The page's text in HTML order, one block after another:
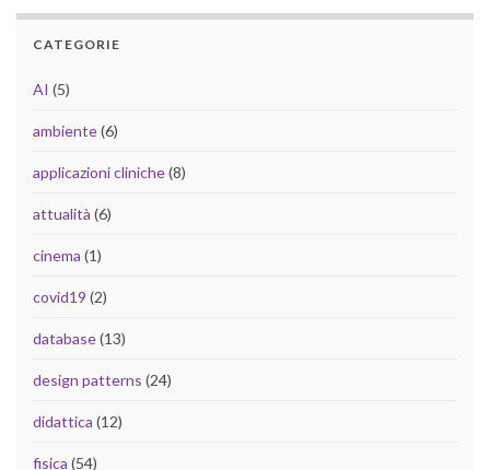
CATEGORIE
AI (5)
ambiente(6)
applicazioni cliniche(8)
attualità (6)
cinema (1)
covid19 (2)
database(13)
design patterns (24)
didattica (12)
fisica (54)